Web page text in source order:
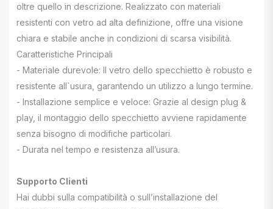
oltre quello in descrizione. Realizzato con materiali
resistenti con vetro ad alta definizione, offre una visione
chiara e stabile anche in condizioni di scarsa visibilità.
Caratteristiche Principali
- Materiale durevole: Il vetro dello specchietto è robusto e
resistente all`usura, garantendo un utilizzo a lungo termine.
- Installazione semplice e veloce: Grazie al design plug &
play, il montaggio dello specchietto avviene rapidamente
senza bisogno di modifiche particolari.
- Durata nel tempo e resistenza all’usura.
Supporto Clienti
Hai dubbi sulla compatibilità o sull’installazione del